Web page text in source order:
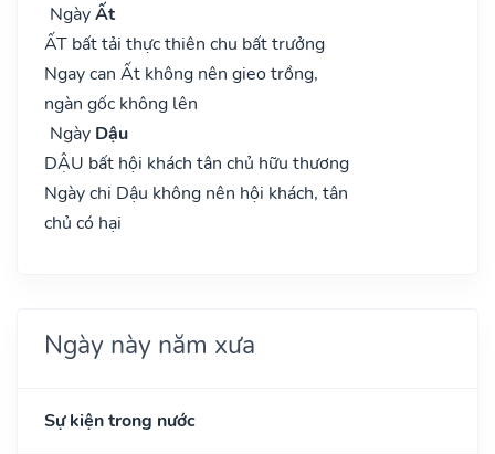
NgàyẤt
ẤT bất tải thực thiên chu bất trưởng
Ngay can Ất không nên gieo trồng,
ngàn gốc không lên
Ngày Dậu
DẬU bất hội khách tân chủ hữu thương
Ngày chi Dậu không nên hội khách, tân
chủ có hại
Ngày này năm xưa
Sự kiện trong nước